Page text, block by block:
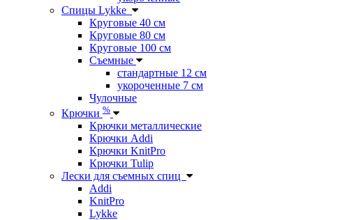
Спицы Lykke
Круговые 40 см
Круговые 80 см
Круговые 100 см
Съемные
стандартные 12 см
укороченные 7 см
Чулочные
Крючки %
Крючки металлические
Крючки Addi
Крючки KnitPro
Крючки Tulip
Лески для съемных спиц
Addi
KnitPro
Lykke